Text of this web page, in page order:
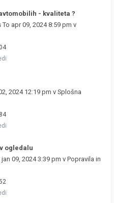
- kvaliteta ?
To apr 09, 2024 8:59 pm v
2024 12:19 pm v Splošna
ogledalu
jan 09, 2024 3:39 pm v Popravila in